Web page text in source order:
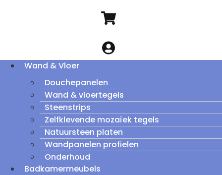
Wand & Vloer
Douchepanelen
Wand & vloertegels
Steenstrips
Zelfklevende mozaïek tegels
Natuursteen platen
Wandpanelen profielen
Onderhoud
Badkamermeubels